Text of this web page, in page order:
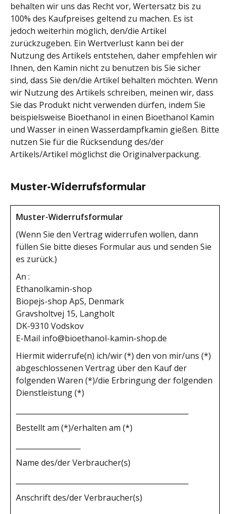
behalten wir uns das Recht vor, Wertersatz bis zu
100% des Kaufpreises geltend zu machen. Es ist
jedoch weiterhin möglich, den/die Artikel
zurückzugeben. Ein Wertverlust kann bei der
Nutzung des Artikels entstehen, daher empfehlen wir
Ihnen, den Kamin nicht zu benutzen bis Sie sicher
sind, dass Sie den/die Artikel behalten möchten. Wenn
wir Nutzung des Artikels schreiben, meinen wir, dass
Sie das Produkt nicht verwenden dürfen, indem Sie
beispielsweise Bioethanol in einen Bioethanol Kamin
und Wasser in einen Wasserdampfkamin gießen. Bitte
nutzen Sie für die Rücksendung des/der
Artikels/Artikel möglichst die Originalverpackung.
Muster-Widerrufsformular
Muster-Widerrufsformular
(Wenn Sie den Vertrag widerrufen wollen, dann
füllen Sie bitte dieses Formular aus und senden Sie
es zurück.)
An :
Ethanolkamin-shop
Biopejs-shop ApS, Denmark
Gravsholtvej 15, Langholt
DK-9310 Vodskov
E-Mail info@bioethanol-kamin-shop.de
Hiermit widerrufe(n) ich/wir (*) den von mir/uns (*)
abgeschlossenen Vertrag über den Kauf der
folgenden Waren (*)/die Erbringung der folgenden
Dienstleistung (*)
Bestellt am (*)/erhalten am (*)
Name des/der Verbraucher(s)
Anschrift des/der Verbraucher(s)